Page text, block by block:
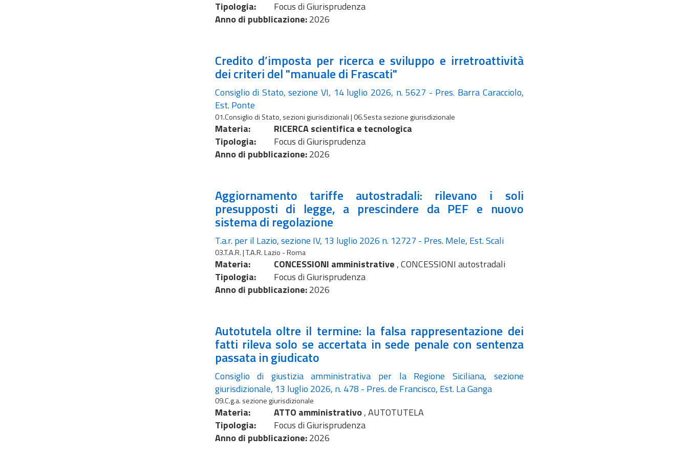
Tipologia:
Focus di Giurisprudenza
Anno di pubblicazione:2026
Credito d’imposta per ricerca e sviluppo e irretroattività
dei criteri del "manuale di Frascati"
Consiglio di Stato, sezione VI, 14 luglio 2026, n. 5627 - Pres. Barra Caracciolo,
Est. Ponte
01.Consiglio di Stato, sezioni giurisdizionali | 06.Sesta sezione giurisdizionale
Materia:
RICERCA scientifica e tecnologica
Tipologia:
Focus di Giurisprudenza
Anno di pubblicazione:2026
Aggiornamento tariffe autostradali: rilevano i soli
presupposti di legge, a prescindere da PEF e nuovo
sistema di regolazione
T.a.r. per il Lazio, sezione IV, 13 luglio 2026 n. 12727 - Pres. Mele, Est. Scali
03.T.A.R. | T.A.R. Lazio - Roma
Materia: CONCESSIONI amministrative ,CONCESSIONI autostradali
Tipologia:
Focus di Giurisprudenza
Anno di pubblicazione:2026
Autotutela oltre il termine: la falsa rappresentazione dei
fatti rileva solo se accertata in sede penale con sentenza
passata in giudicato
Consiglio di giustizia amministrativa per la Regione Siciliana, sezione
giurisdizionale, 13 luglio 2026, n. 478 - Pres. de Francisco, Est. La Ganga
09.C.g.a. sezione giurisdizionale
Materia: ATTO amministrativo,AUTOTUTELA
Tipologia:
Focus di Giurisprudenza
Anno di pubblicazione:2026